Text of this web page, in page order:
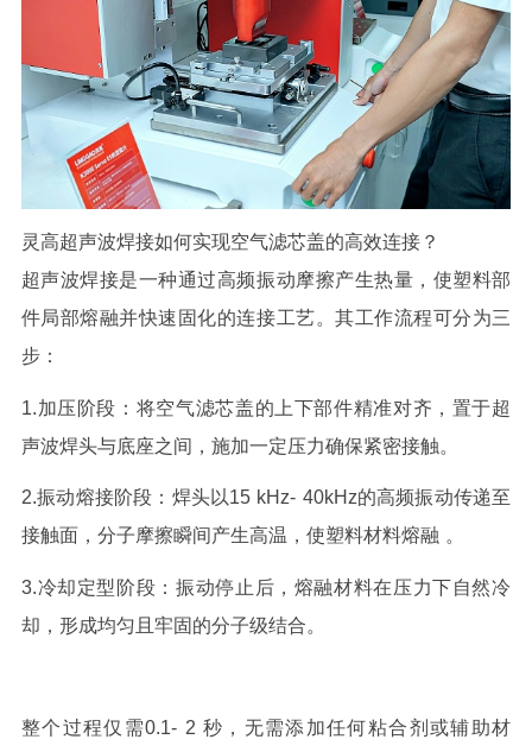
灵高超声波焊接如何实现空气滤芯盖的高效连接？
超声波焊接是一种通过高频振动摩擦产生热量，使塑料部
件局部熔融并快速固化的连接工艺。其工作流程可分为三
步：
1.加压阶段： 将空气滤芯盖的上下部件精准对齐，置于超
声波焊头与底座之间，施加一定压力确保紧密接触。
2.振动熔接阶段： 焊头以15 kHz- 40kHz的高频振动传递至
接触面，分子摩擦瞬间产生高温，使塑料材料熔融 。
3.冷却定型阶段： 振动停止后，熔融材料在压力下自然冷
却，形成均匀且牢固的分子级结合。
整个过程仅需0.1- 2 秒，无需添加任何粘合剂或辅助材